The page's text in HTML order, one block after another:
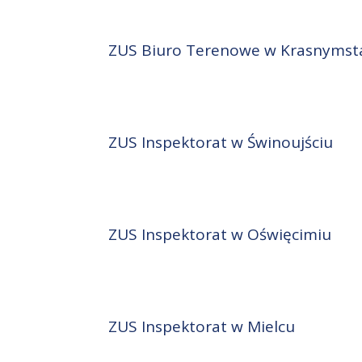
ZUS Biuro Terenowe w
ZUS Inspektorat w Świnoujściu
ZUS Inspektorat w Oświęcimiu
ZUS Inspektorat w Mielcu